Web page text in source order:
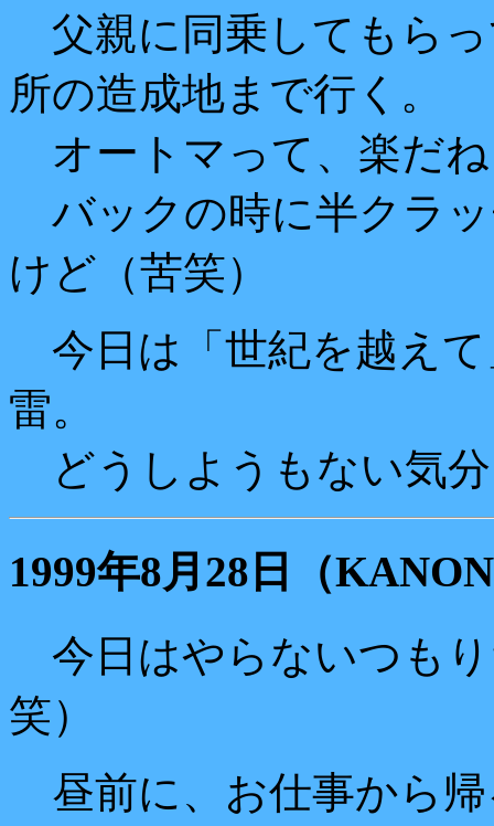
父親に同乗してもら
所の造成地まで行く。
オートマって、楽だ
バックの時に半クラ
けど（苦笑）
今日は「世紀を越えて
雷。
どうしようもない気
1999年8月28日（
今日はやらないつも
笑）
昼前に、お仕事から帰